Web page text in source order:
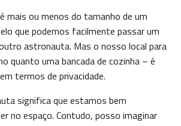
mais ou menos do tamanho de um
que podemos facilmente passar um
astronauta. Mas o nosso local para
quanto uma bancada de cozinha – é
termos de privacidade.
significa que estamos bem
no espaço. Contudo, posso imaginar